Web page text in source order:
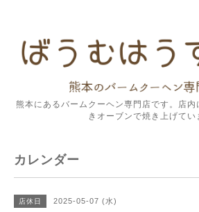
熊本にあるバームクーヘン専門店です。店
きオーブンで焼き上げてい
カレンダー
店休日 2025-05-07 (水)